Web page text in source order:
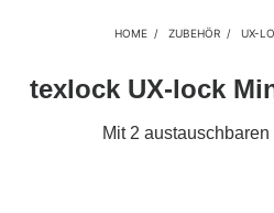
HOME ZUBEHÖR UX-
texlock UX-lock
Mit 2